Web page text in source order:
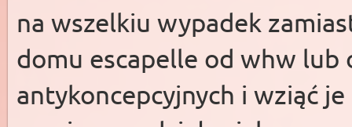
na wszelkiu wypadek
domu escapelle od whw
antykoncepcyjnych i wziąć